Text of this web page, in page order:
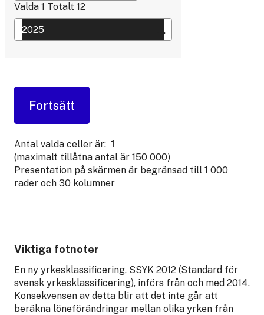
Valda 1 Totalt 12
Antal valda celler är: 1
(maximalt tillåtna antal är 150 000)
Presentation på skärmen är begränsad till 1 000
rader och 30 kolumner
Viktiga fotnoter
En ny yrkesklassificering, SSYK 2012 (Standard för
svensk yrkesklassificering), införs från och med 2014.
Konsekvensen av detta blir att det inte går att
beräkna löneförändringar mellan olika yrken från